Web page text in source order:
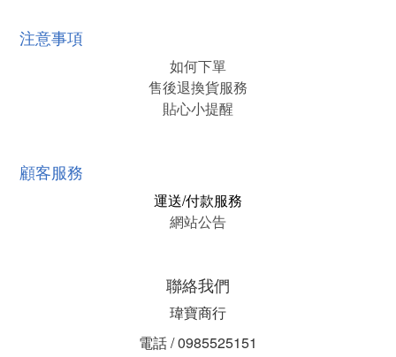
注意事項
如何下單
售後退換貨服務
貼心小提醒
顧客服務
運送/付款服務
網站公告
聯絡我們
瑋寶商行
電話 / 0985525151